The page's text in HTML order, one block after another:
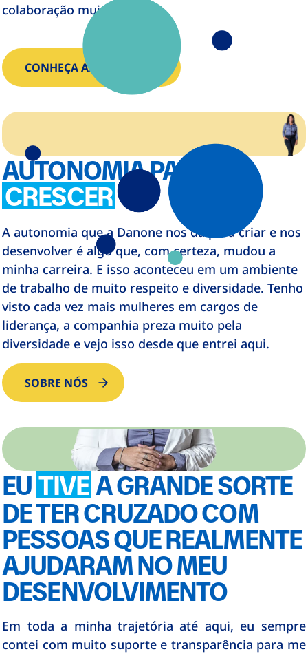
colaboração muito grande.
CONHEÇA AS EQUIPES
AUTONOMIA PARA
CRESCER
A autonomia que a Danone nos dá para criar e nos
desenvolver é algo que, com certeza, mudou a
minha carreira. E isso aconteceu em um ambiente
de trabalho de muito respeito e diversidade. Tenho
visto cada vez mais mulheres em cargos de
liderança, a companhia preza muito pela
diversidade e vejo isso desde que entrei aqui.
SOBRE NÓS
EU TIVE A GRANDE SORTE
DE TER CRUZADO COM
PESSOAS QUE REALMENTE
AJUDARAM NO MEU
DESENVOLVIMENTO
Em toda a minha trajetória até aqui, eu sempre
contei com muito suporte e transparência para me